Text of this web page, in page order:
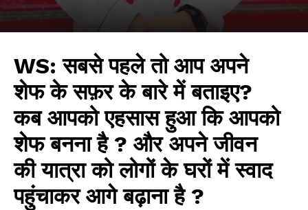
WS: सबसे पहले तो आप अपने
शेफ के सफ़र के बारे में बताइए?
कब आपको एहसास हुआ कि आपको
शेफ बनना है ? और अपने जीवन
की यात्रा को लोगों के घरों में स्वाद
पहुंचाकर आगे बढ़ाना है ?